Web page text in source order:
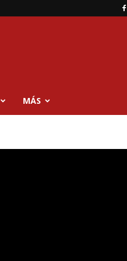
MÁS